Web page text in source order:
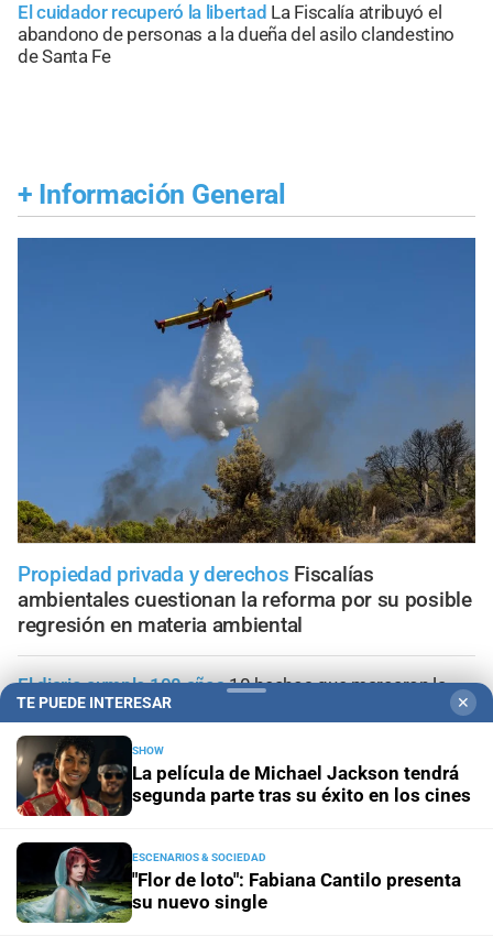
El cuidador recuperó la libertad La Fiscalía atribuyó el
abandono de personas a la dueña del asilo clandestino
de Santa Fe
+ Información General
Propiedad privada y derechos Fiscalías
ambientales cuestionan la reforma por su posible
regresión en materia ambiental
El diario cumple 108 años10 hechos que marcaron la
historia de Santa Fe, vistos desde la óptica de El Litoral
Trabajo, fe y esperanza¿Qué se le pide a San Cayetano?
La celebración del 7 de agosto que vuelve a reunir a miles
de fieles
Panorama astrológico Horóscopo de hoy 7 de agosto de
2026
TE PUEDE INTERESAR ✕
SHOW
La película de Michael Jackson tendrá
segunda parte tras su éxito en los cines
ESCENARIOS & SOCIEDAD
"Flor de loto": Fabiana Cantilo presenta
su nuevo single